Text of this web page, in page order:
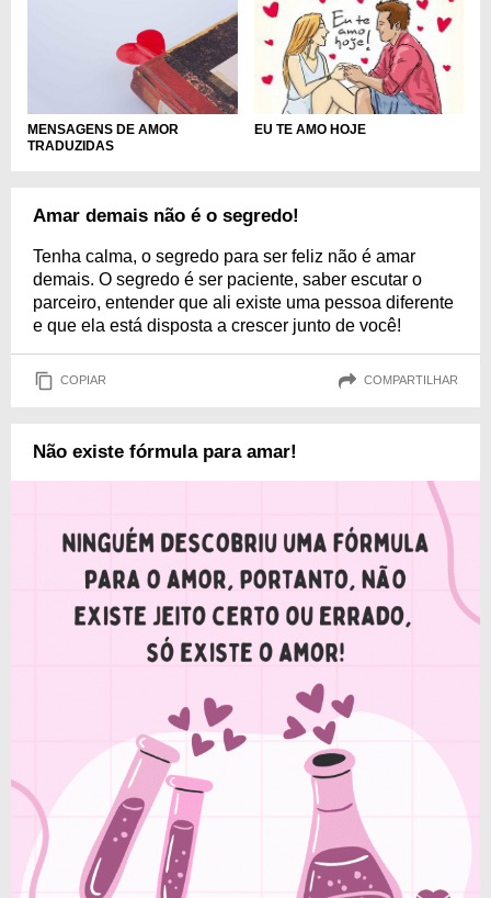
MENSAGENS DE AMOR
TRADUZIDAS
EU TE AMO HOJE
Amar demais não é o segredo!
Tenha calma, o segredo para ser feliz não é amar
demais. O segredo é ser paciente, saber escutar o
parceiro, entender que ali existe uma pessoa diferente
e que ela está disposta a crescer junto de você!
COPIAR COMPARTILHAR
Não existe fórmula para amar!